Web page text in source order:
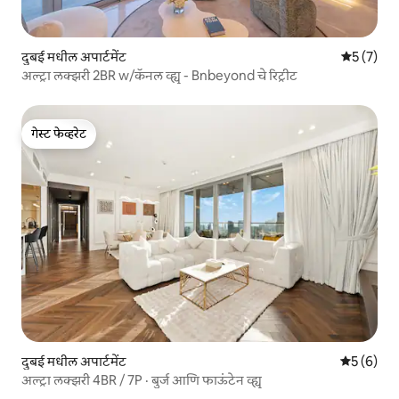
दुबई मधील अपार्टमेंट 5 पैकी 5
5 (7)
अल्ट्रा लक्झरी 2BR w/कॅनल व्ह्यू - Bnbeyond चे रिट्रीट
गेस्ट फेव्हरेट
गेस्ट फेव्हरेट
दुबई मधील अपार्टमेंट 5 पैकी 5
5 (6)
अल्ट्रा लक्झरी 4BR / 7P · बुर्ज आणि फाऊंटेन व्ह्यू